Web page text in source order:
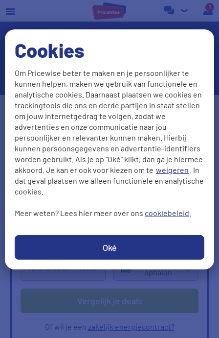
Cookies
Om Pricewise beter te maken en je persoonlijker te
kunnen helpen, maken we gebruik van functionele en
analytische cookies. Daarnaast plaatsen we cookies en
trackingtools die ons en derde partijen in staat stellen
om jouw internetgedrag te volgen, zodat we
advertenties en onze communicatie naar jou
persoonlijker en relevanter kunnen maken. Hierbij
kunnen persoonsgegevens en advertentie-identifiers
worden gebruikt. Als je op “Oké” klikt, dan ga je hiermee
akkoord. Je kan er ook voor kiezen om te weigeren . In
dat geval plaatsen we alleen functionele en analytische
cookies.
Meer weten? Lees hier meer over ons cookiebeleid
Oké
a
Grijs gas: wat is het en
waarvoor gebruiken we het?
Postcode Huisnr. + Toev.
Huidige leverancier
Aantal personen
1 2 3 4 5 0
Vergelijk je deals
Of wil je een zakelijk energiecontract?
Verbruik zelf invullen
Verbruik
ophalen